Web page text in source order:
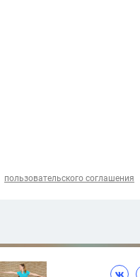
пользовательского соглашения